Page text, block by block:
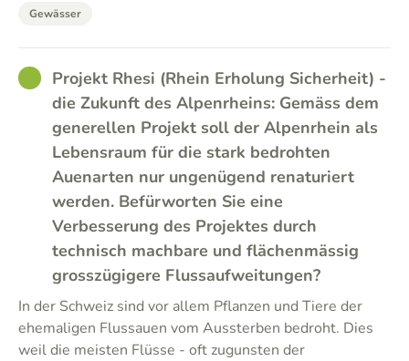
Gewässer
GOODProjekt Rhesi (Rhein Erholung Sicherheit) -
die Zukunft des Alpenrheins: Gemäss dem
generellen Projekt soll der Alpenrhein als
Lebensraum für die stark bedrohten
Auenarten nur ungenügend renaturiert
werden. Befürworten Sie eine
Verbesserung des Projektes durch
technisch machbare und flächenmässig
grosszügigere Flussaufweitungen?
In der Schweiz sind vor allem Pflanzen und Tiere der
ehemaligen Flussauen vom Aussterben bedroht. Dies
weil die meisten Flüsse - oft zugunsten der